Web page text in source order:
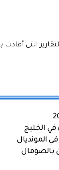
التي أفادت
الخليج
المونديال
بالصومال